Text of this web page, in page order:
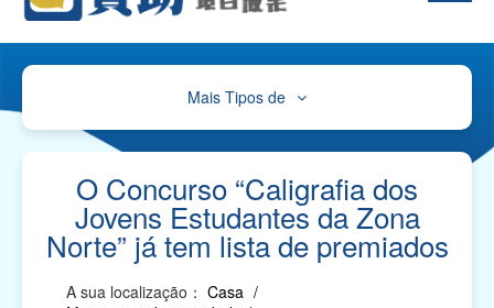
Mais Tipos de
Cultura, Desporto e Lazer
Educação e Estudos
Saúde e Higiene
Serviços Sociais
O Concurso “Caligrafia dos
Jovens Estudantes da Zona
Norte” já tem lista de premiados
A sua localização： Casa /